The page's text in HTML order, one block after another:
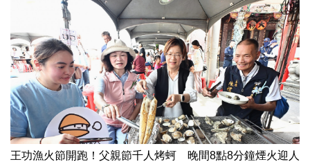
王功漁火節開跑！父親節千人烤蚵 晚間8點8分鐘煙火迎人